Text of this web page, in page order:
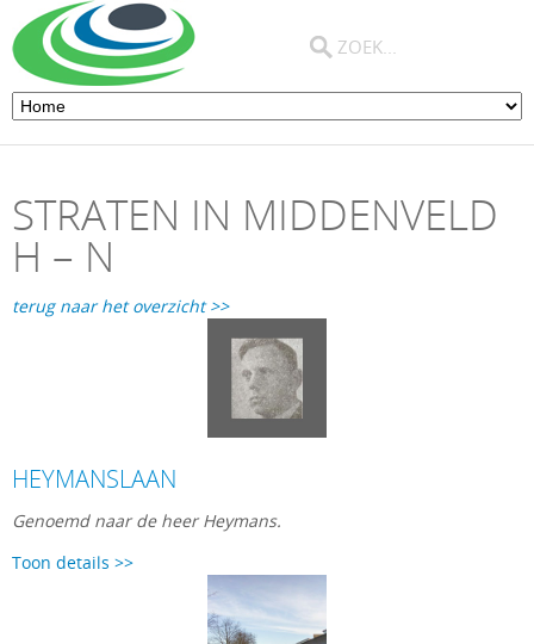
STRATEN IN MIDDENVELD
H – N
terug naar het overzicht >>
HEYMANSLAAN
Genoemd naar de heer Heymans.
Toon details >>